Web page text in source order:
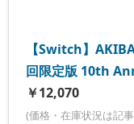
【Switch】
回限定版 10th
￥12,070
(価格・在庫状況は記